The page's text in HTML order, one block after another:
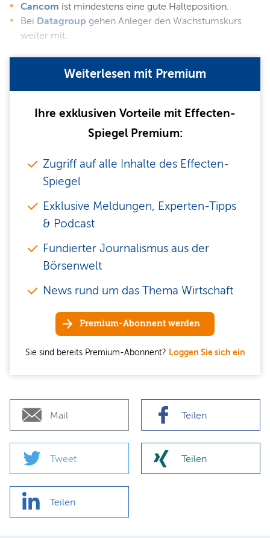
Cancom ist mindestens eine gute Halteposition.
Bei Datagroup gehen Anleger den Wachstumskurs
weiter mit.
Weiterlesen mit Premium
Ihre exklusiven Vorteile mit Effecten-
Spiegel Premium:
Zugriff auf alle Inhalte des Effecten-
Spiegel
Exklusive Meldungen, Experten-Tipps
& Podcast
Fundierter Journalismus aus der
Börsenwelt
News rund um das Thema Wirtschaft
Premium-Abonnent werden
Sie sind bereits Premium-Abonnent? Loggen Sie sich ein
Mail Teilen
Tweet Teilen
Teilen